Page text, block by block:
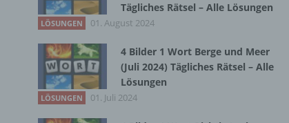
Tägliches Rätsel – Alle Lösungen
LÖSUNGEN 01. August 2024
4 Bilder 1 Wort Berge und Meer
(Juli 2024) Tägliches Rätsel – Alle
Lösungen
LÖSUNGEN 01. Juli 2024